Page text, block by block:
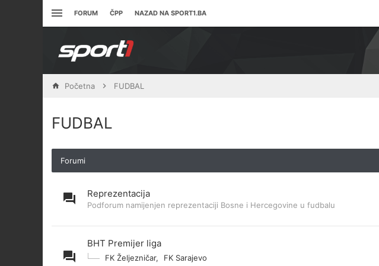
FORUM ČPP NAZAD NA SPORT1.BA
Početna FUDBAL
FUDBAL
Forumi
Reprezentacija
Podforum namijenjen reprezentaciji Bosne i Hercegovine u fudbalu
BHT Premijer liga
FK Željezničar,
FK Sarajevo